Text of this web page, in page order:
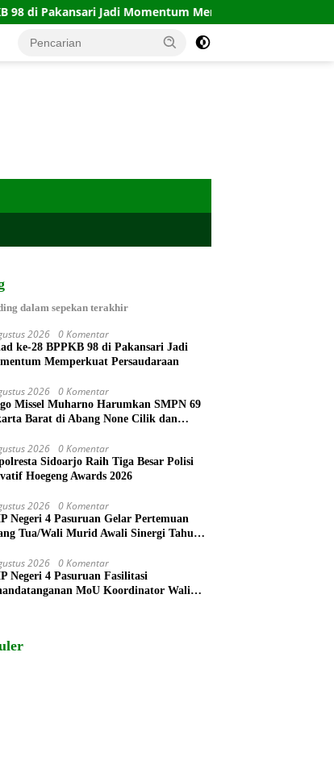
Jadi Momentum Memperkuat Persaudaraan
dalam sepekan terakhir
2026 0 Komentar
ke-28 BPPKB 98 di Pakansari Jadi
Memperkuat Persaudaraan
2026 0 Komentar
Missel Muharno Harumkan SMPN 69
Barat di Abang None Cilik dan
2026 0 Komentar
Sidoarjo Raih Tiga Besar Polisi
Hoegeng Awards 2026
2026 0 Komentar
Negeri 4 Pasuruan Gelar Pertemuan
Tua/Wali Murid Awali Sinergi Tahun
2026 0 Komentar
Negeri 4 Pasuruan Fasilitasi
MoU Koordinator Wali